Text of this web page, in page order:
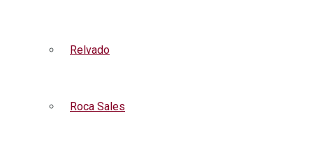
Relvado
Roca Sales